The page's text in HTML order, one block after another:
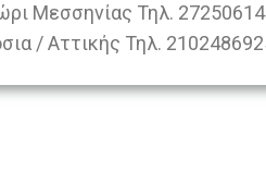
Μεσσηνίας Τηλ.
/ Αττικής Τηλ.